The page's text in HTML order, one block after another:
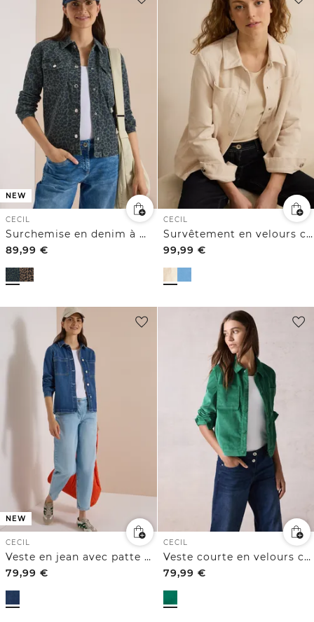
NEW
CECIL
Surchemise en denim à motif léopard
89,99 €
CECIL
Survêtement en velours côtelé
99,99 €
NEW
CECIL
Veste en jean avec patte de boutonnage
79,99 €
CECIL
Veste courte en velours côtelé
79,99 €